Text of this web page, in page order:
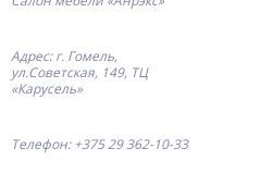
Адрес: г. Гомель,
ул.Советская, 149, ТЦ
«Карусель»
Телефон: +375 29 362-10-33